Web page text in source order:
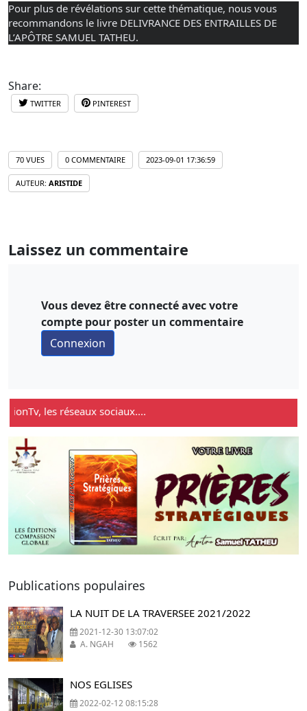
Pour plus de révélations sur cette thématique, nous vous
recommandons le livre DELIVRANCE DES ENTRAILLES DE
L’APÔTRE SAMUEL TATHEU.
Share:
TWITTER PINTEREST
70 VUES 0 COMMENTAIRE 2023-09-01 17:36:59
AUTEUR: ARISTIDE
Laissez un commentaire
Vous devez être connecté avec votre
compte pour poster un commentaire
les réseaux sociaux....
Previous Next
Publications populaires
LA NUIT DE LA TRAVERSEE 2021/2022
2021-12-30 13:07:02
A. NGAH
1562
NOS EGLISES
2022-02-12 08:15:28